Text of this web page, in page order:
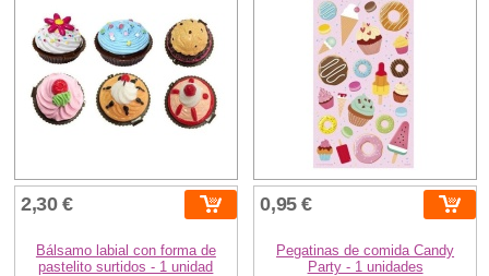
2,30 €
Bálsamo labial con forma de
pastelito surtidos - 1 unidad
0,95 €
Pegatinas de comida Candy
Party - 1 unidades